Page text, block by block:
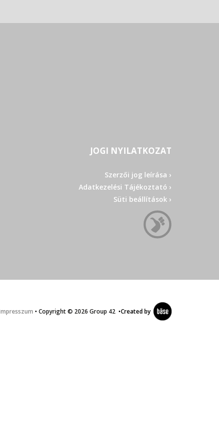
JOGI NYILATKOZAT
Szerzői jog leírása ›
Adatkezelési Tájékoztató ›
Süti beállítások ›
• Copyright © 2026 Group 42 •Created by